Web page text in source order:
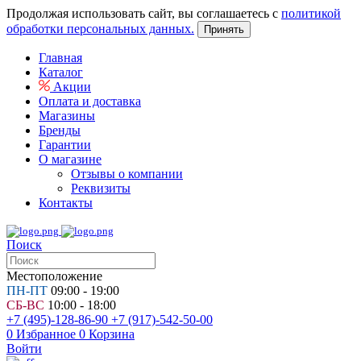
Продолжая использовать сайт, вы соглашаетесь с политикой
обработки персональных данных.
Принять
Главная
Каталог
Акции
Оплата и доставка
Магазины
Бренды
Гарантии
О магазине
Отзывы о компании
Реквизиты
Контакты
Поиск
Местоположение
ПН-ПТ 09:00 - 19:00
СБ-ВС 10:00 - 18:00
+7 (495)-128-86-90 +7 (917)-542-50-00
0 Избранное 0 Корзина
Войти